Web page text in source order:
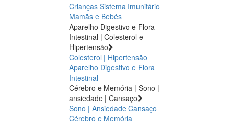
Crianças Sistema Imunitário
Mamãs e Bebés
Aparelho Digestivo e Flora
Intestinal | Colesterol e
Hipertensão
Colesterol | Hipertensão
Aparelho Digestivo e Flora
Intestinal
Cérebro e Memória | Sono |
ansiedade | Cansaço
Sono | Ansiedade Cansaço
Cérebro e Memória